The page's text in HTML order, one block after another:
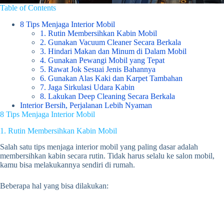
Table of Contents
8 Tips Menjaga Interior Mobil
1. Rutin Membersihkan Kabin Mobil
2. Gunakan Vacuum Cleaner Secara Berkala
3. Hindari Makan dan Minum di Dalam Mobil
4. Gunakan Pewangi Mobil yang Tepat
5. Rawat Jok Sesuai Jenis Bahannya
6. Gunakan Alas Kaki dan Karpet Tambahan
7. Jaga Sirkulasi Udara Kabin
8. Lakukan Deep Cleaning Secara Berkala
Interior Bersih, Perjalanan Lebih Nyaman
8 Tips Menjaga Interior Mobil
1. Rutin Membersihkan Kabin Mobil
Salah satu tips menjaga interior mobil yang paling dasar adalah
membersihkan kabin secara rutin. Tidak harus selalu ke salon mobil,
kamu bisa melakukannya sendiri di rumah.
Beberapa hal yang bisa dilakukan: